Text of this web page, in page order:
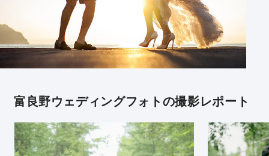
富良野ウェディングフォトの撮影レポート